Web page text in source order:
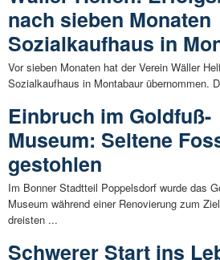
nach sieben Monaten
Sozialkaufhaus in
Vor sieben Monaten hat der Verein Wäller
Sozialkaufhaus in Montabaur übernommen.
Einbruch im Goldfuß-
Museum: Seltene
gestohlen
Im Bonner Stadtteil Poppelsdorf wurde das
Museum während einer Renovierung zum
dreisten ...
Schwerer Start ins